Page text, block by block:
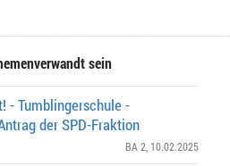
sein
- Tumblingerschule -
der SPD-Fraktion
BA 2 , 10.02.2025